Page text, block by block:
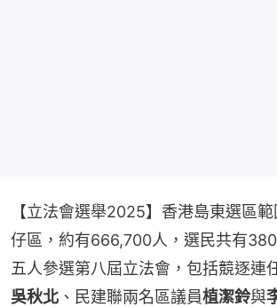
【立法會選舉2025】香港島東選區
仔區，約有666,700人，選民共有
五人參選第八屆立法會，包括競逐連
吳秋北 、民建聯兩名區議員植潔鈴與